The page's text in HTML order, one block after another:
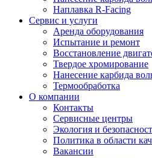
Наплавка R-Facing
Сервис и услуги
Аренда оборудования
Испытание и ремонт
Восстановление
Твердое хромирование
Нанесение карбида
Термообработка
О компании
Контакты
Сервисные центры
Экология и
Политика в области
Вакансии